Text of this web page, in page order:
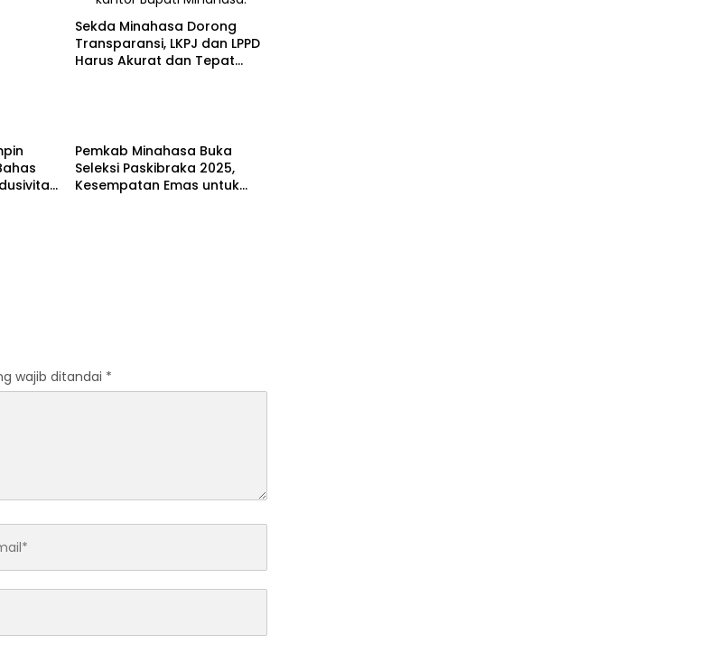
Sekda Minahasa Dorong
Transparansi, LKPJ dan LPPD
Harus Akurat dan Tepat
Pemkab Minahasa Buka
Seleksi Paskibraka 2025,
Kesempatan Emas untuk
wajib ditandai *